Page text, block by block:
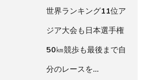
世界ランキング11位ア
ジア大会も日本選手権
50㎞競歩も最後まで自
分のレースを…